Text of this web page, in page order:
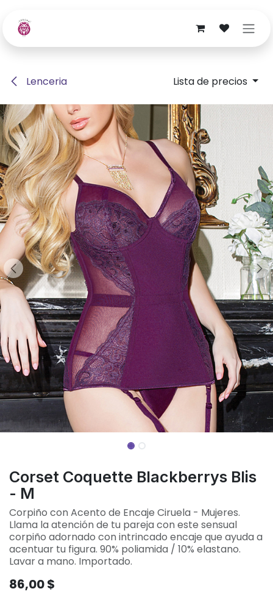
Lenceria Lista de precios
Corset Coquette Blackberrys Blis
- M
Corpiño con Acento de Encaje Ciruela - Mujeres.
Llama la atención de tu pareja con este sensual
corpiño adornado con intrincado encaje que ayuda a
acentuar tu figura. 90% poliamida / 10% elastano.
Lavar a mano. Importado.
86,00$